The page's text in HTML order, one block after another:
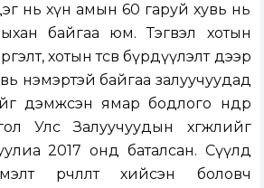
нь хүн амын 60 гаруй хувь нь
байгаа юм. Тэгвэл хотын
хотын төсөв бүрдүүлэлт дээр
нэмэртэй байгаа залуучуудад
дэмжсэн ямар бодлого өнөөдөр
Улс Залуучуудын хөгжлийг
2017 онд баталсан. Сүүлд
өөрчлөлт хийсэн боловч